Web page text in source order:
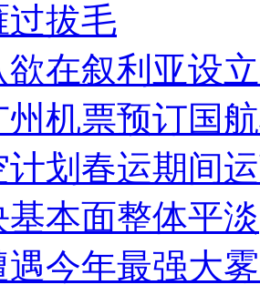
过拔毛
在叙利亚设
州机票预订国
划春运期间
本面整体平淡
遇今年最强大